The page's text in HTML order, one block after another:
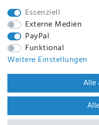
WIR VERSENDEN MIT
WIR SIND
Essenziell
Externe Medien
PayPal
Funktional
Weitere Einstellungen
Alle